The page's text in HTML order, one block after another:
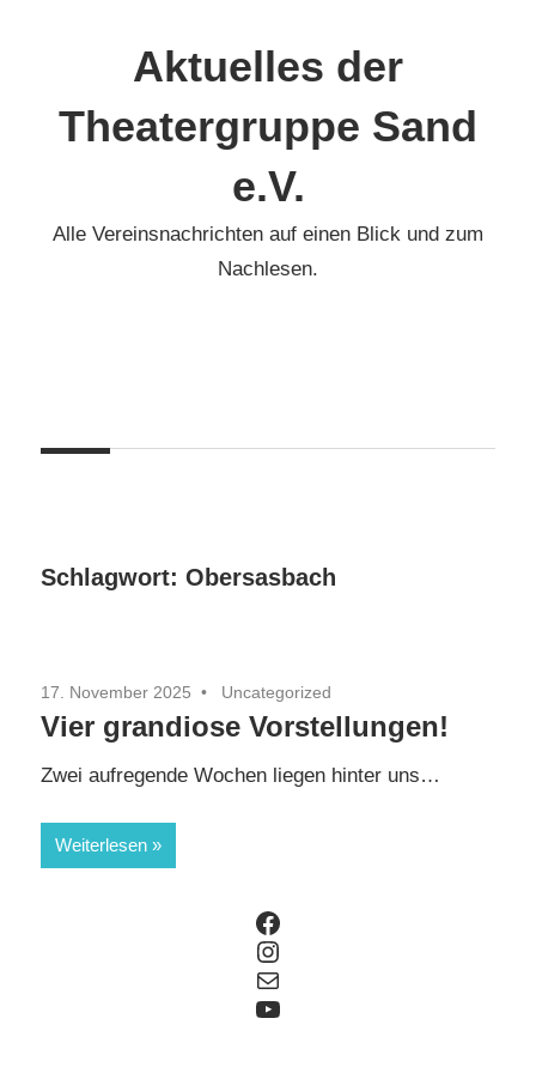
Aktuelles der
Theatergruppe Sand
e.V.
Alle Vereinsnachrichten auf einen Blick und zum
Nachlesen.
Schlagwort: Obersasbach
17. November 2025 Uncategorized
Vier grandiose Vorstellungen!
Zwei aufregende Wochen liegen hinter uns…
Weiterlesen
Facebook
Instagram
E-Mail
YouTube